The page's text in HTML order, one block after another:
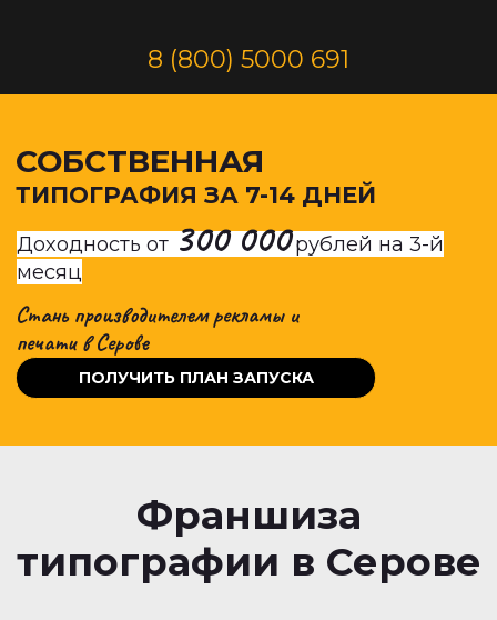
8 (800) 5000 691
СОБСТВЕННАЯ
ТИПОГРАФИЯ ЗА 7-14 ДНЕЙ
Доходность от 300 000рублей на 3-й
месяц
Стань производителем рекламы и
печатив Серове
ПОЛУЧИТЬ ПЛАН ЗАПУСКА
Франшиза
типографии в Серове